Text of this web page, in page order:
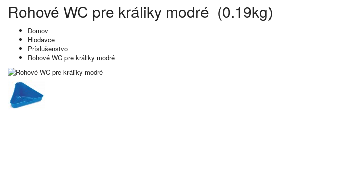
Rohové WC pre králiky modré (0.19kg)
Domov
Hlodavce
Príslušenstvo
Rohové WC pre králiky modré